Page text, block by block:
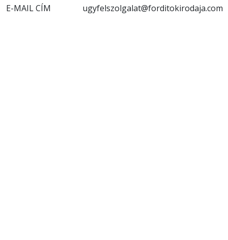
E-MAIL CÍM
ugyfelszolgalat@forditokirodaja.com